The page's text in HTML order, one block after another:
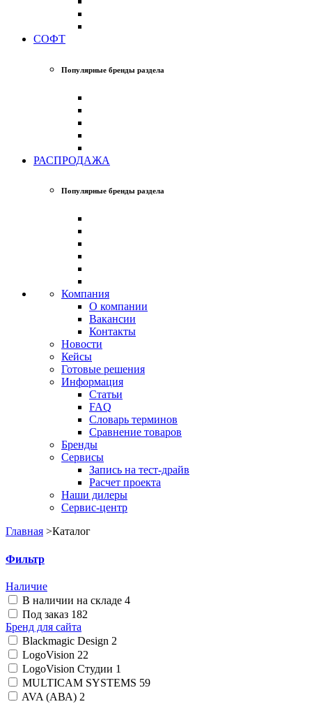
СОФТ
Популярные бренды раздела
РАСПРОДАЖА
Популярные бренды раздела
Компания
О компании
Вакансии
Контакты
Новости
Кейсы
Готовые решения
Информация
Статьи
FAQ
Словарь терминов
Сравнение товаров
Бренды
Сервисы
Запись на тест-драйв
Расчет проекта
Наши дилеры
Сервис-центр
Главная >Каталог
Фильтр
Наличие
В наличии на складе 4
Под заказ 182
Бренд для сайта
Blackmagic Design 2
LogoVision 22
LogoVision Студии 1
MULTICAM SYSTEMS 59
AVA (АВА) 2